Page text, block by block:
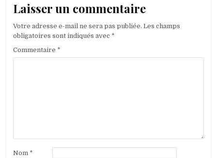
Laisser un commentaire
Votre adresse e-mail ne sera pas publiée. Les champs
obligatoires sont indiqués avec *
Commentaire *
Nom *